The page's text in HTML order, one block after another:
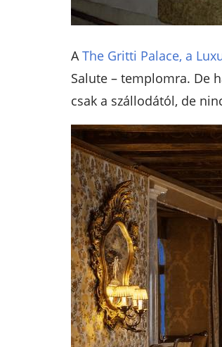
AThe Gritti Palace, a
Salute – templomra. De
csak a szállodától, de